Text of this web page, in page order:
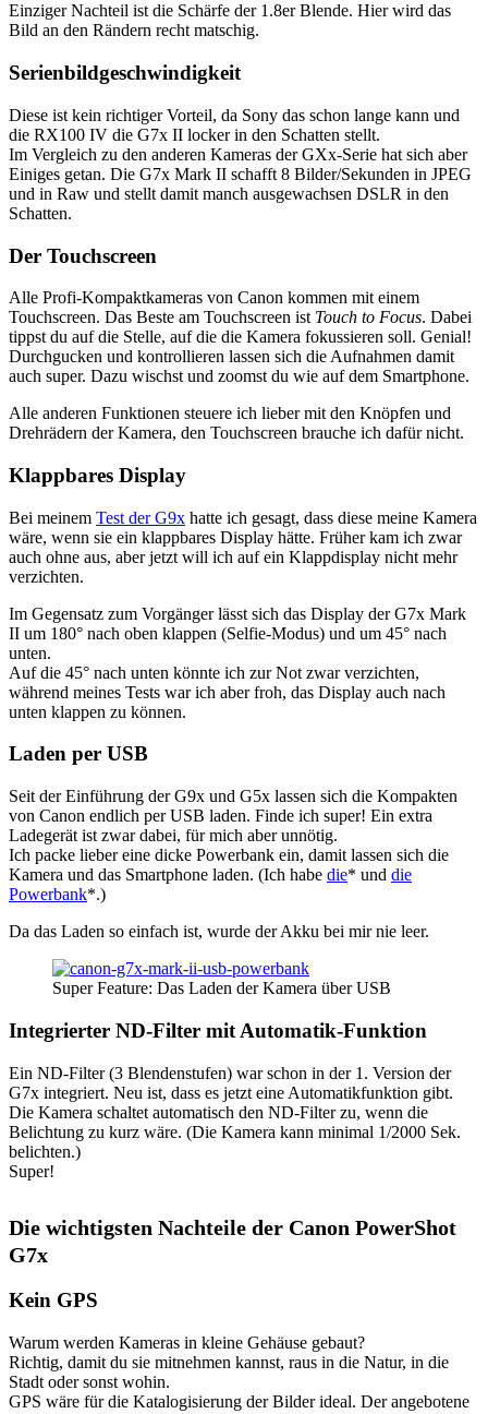
Einziger Nachteil ist die Schärfe der 1.8er Blende. Hier wird das
Bild an den Rändern recht matschig.
Serienbildgeschwindigkeit
Diese ist kein richtiger Vorteil, da Sony das schon lange kann und
die RX100 IV die G7x II locker in den Schatten stellt.
Im Vergleich zu den anderen Kameras der GXx-Serie hat sich aber
Einiges getan. Die G7x Mark II schafft 8 Bilder/Sekunden in JPEG
und in Raw und stellt damit manch ausgewachsen DSLR in den
Schatten.
Der Touchscreen
Alle Profi-Kompaktkameras von Canon kommen mit einem
Touchscreen. Das Beste am Touchscreen ist Touch to Focus. Dabei
tippst du auf die Stelle, auf die die Kamera fokussieren soll. Genial!
Durchgucken und kontrollieren lassen sich die Aufnahmen damit
auch super. Dazu wischst und zoomst du wie auf dem Smartphone.
Alle anderen Funktionen steuere ich lieber mit den Knöpfen und
Drehrädern der Kamera, den Touchscreen brauche ich dafür nicht.
Klappbares Display
Bei meinem Test der G9x hatte ich gesagt, dass diese meine Kamera
wäre, wenn sie ein klappbares Display hätte. Früher kam ich zwar
auch ohne aus, aber jetzt will ich auf ein Klappdisplay nicht mehr
verzichten.
Im Gegensatz zum Vorgänger lässt sich das Display der G7x Mark
II um 180° nach oben klappen (Selfie-Modus) und um 45° nach
unten.
Auf die 45° nach unten könnte ich zur Not zwar verzichten,
während meines Tests war ich aber froh, das Display auch nach
unten klappen zu können.
Laden per USB
Seit der Einführung der G9x und G5x lassen sich die Kompakten
von Canon endlich per USB laden. Finde ich super! Ein extra
Ladegerät ist zwar dabei, für mich aber unnötig.
Ich packe lieber eine dicke Powerbank ein, damit lassen sich die
Kamera und das Smartphone laden. (Ich habe die* und die
Powerbank*.)
Da das Laden so einfach ist, wurde der Akku bei mir nie leer.
Super Feature: Das Laden der Kamera über USB
Integrierter ND-Filter mit Automatik-Funktion
Ein ND-Filter (3 Blendenstufen) war schon in der 1. Version der
G7x integriert. Neu ist, dass es jetzt eine Automatikfunktion gibt.
Die Kamera schaltet automatisch den ND-Filter zu, wenn die
Belichtung zu kurz wäre. (Die Kamera kann minimal 1/2000 Sek.
belichten.)
Super!
Die wichtigsten Nachteile der Canon PowerShot
G7x
Kein GPS
Warum werden Kameras in kleine Gehäuse gebaut?
Richtig, damit du sie mitnehmen kannst, raus in die Natur, in die
Stadt oder sonst wohin.
GPS wäre für die Katalogisierung der Bilder ideal. Der angebotene